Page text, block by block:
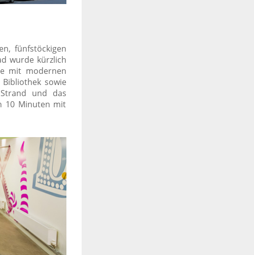
fünfstöckigen
wurde kürzlich
mit modernen
sowie
und das
10 Minuten mit